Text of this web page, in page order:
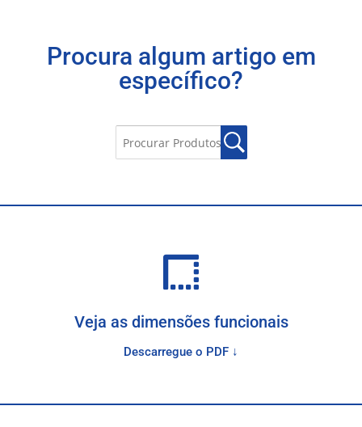
Procura algum artigo em
específico?
Veja as dimensões funcionais
Descarregue o PDF ↓